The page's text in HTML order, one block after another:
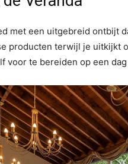
met een uitgebreid ontbijt
producten terwijl je uitkijkt
voor te bereiden op een